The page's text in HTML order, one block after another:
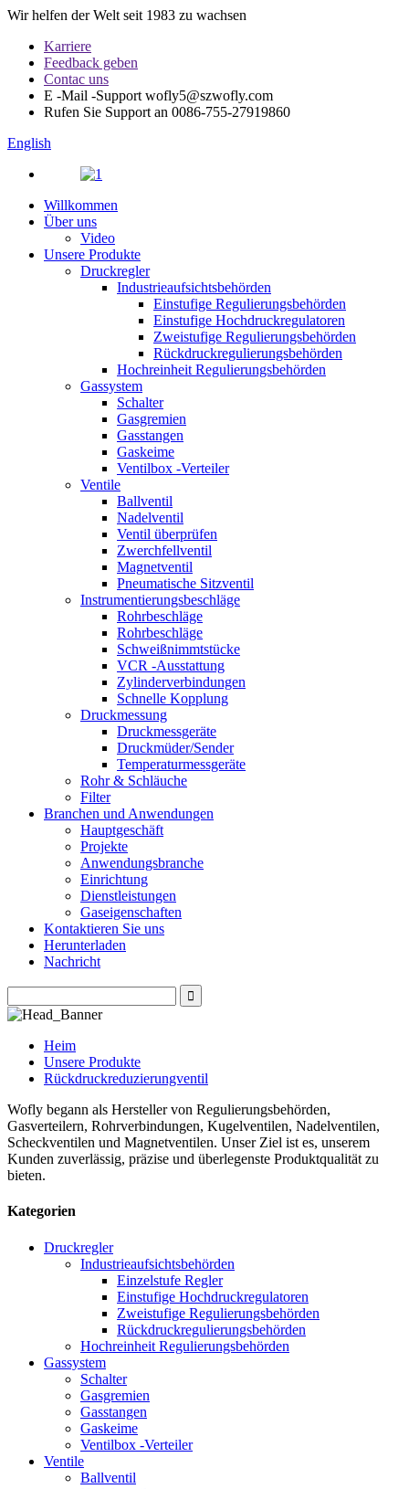
Wir helfen der Welt seit 1983 zu wachsen
Karriere
Feedback geben
Contac uns
E -Mail -Support wofly5@szwofly.com
Rufen Sie Support an 0086-755-27919860
English
Willkommen
Über uns
Video
Unsere Produkte
Druckregler
Industrieaufsichtsbehörden
Einstufige Regulierungsbehörden
Einstufige Hochdruckregulatoren
Zweistufige Regulierungsbehörden
Rückdruckregulierungsbehörden
Hochreinheit Regulierungsbehörden
Gassystem
Schalter
Gasgremien
Gasstangen
Gaskeime
Ventilbox -Verteiler
Ventile
Ballventil
Nadelventil
Ventil überprüfen
Zwerchfellventil
Magnetventil
Pneumatische Sitzventil
Instrumentierungsbeschläge
Rohrbeschläge
Rohrbeschläge
Schweißnimmtstücke
VCR -Ausstattung
Zylinderverbindungen
Schnelle Kopplung
Druckmessung
Druckmessgeräte
Druckmüder/Sender
Temperaturmessgeräte
Rohr & Schläuche
Filter
Branchen und Anwendungen
Hauptgeschäft
Projekte
Anwendungsbranche
Einrichtung
Dienstleistungen
Gaseigenschaften
Kontaktieren Sie uns
Herunterladen
Nachricht
Heim
Unsere Produkte
Rückdruckreduzierungventil
Wofly begann als Hersteller von Regulierungsbehörden,
Gasverteilern, Rohrverbindungen, Kugelventilen, Nadelventilen,
Scheckventilen und Magnetventilen. Unser Ziel ist es, unserem
Kunden zuverlässig, präzise und überlegenste Produktqualität zu
bieten.
Kategorien
Druckregler
Industrieaufsichtsbehörden
Einzelstufe Regler
Einstufige Hochdruckregulatoren
Zweistufige Regulierungsbehörden
Rückdruckregulierungsbehörden
Hochreinheit Regulierungsbehörden
Gassystem
Schalter
Gasgremien
Gasstangen
Gaskeime
Ventilbox -Verteiler
Ventile
Ballventil